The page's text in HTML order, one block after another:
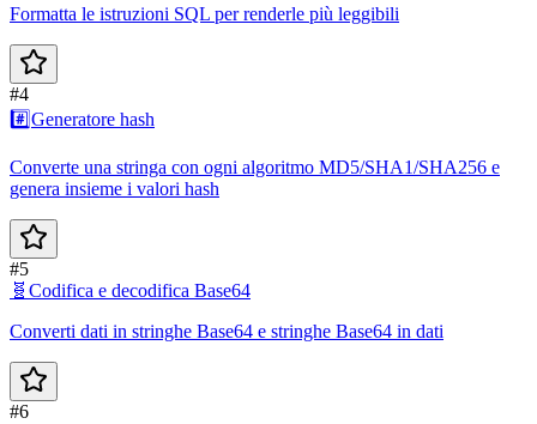
Formatta le istruzioni SQL per renderle più leggibili
#4
#️⃣Generatore hash
Converte una stringa con ogni algoritmo MD5/SHA1/SHA256 e
genera insieme i valori hash
#5
🧬 Codifica e decodifica Base64
Converti dati in stringhe Base64 e stringhe Base64 in dati
#6